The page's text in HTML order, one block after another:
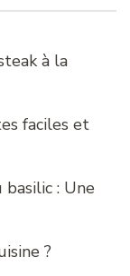
à la
faciles et
: Une
?